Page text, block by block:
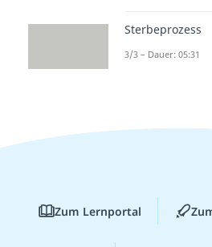
Sterbeprozess
3/3 – Dauer: 05:31
Zum Lernportal